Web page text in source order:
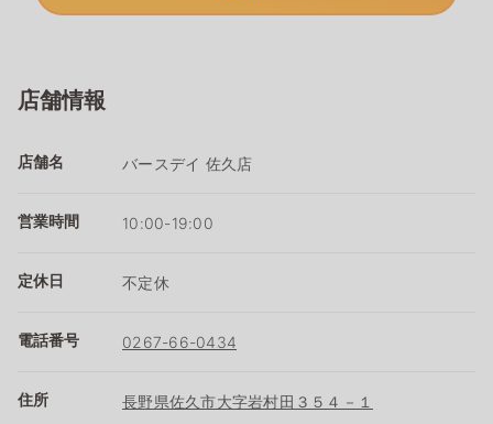
店舗情報
店舗名 バースデイ 佐久店
営業時間 10:00-19:00
定休日 不定休
電話番号 0267-66-0434
住所 長野県佐久市大字岩村田３５４－１